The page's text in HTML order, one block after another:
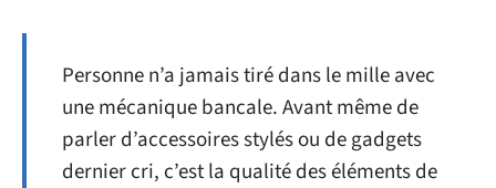
Personne n’a jamais tiré dans le mille avec
une mécanique bancale. Avant même de
parler d’accessoires stylés ou de gadgets
dernier cri, c’est la qualité des éléments de